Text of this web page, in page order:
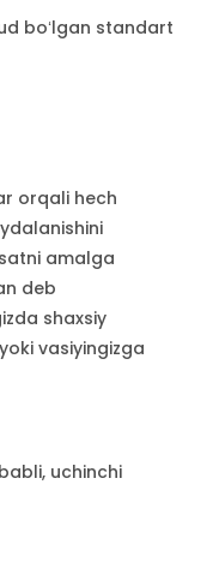
boʻlgan standart
orqali hech
amalga
deb
shaxsiy
vasiyingizga
uchinchi